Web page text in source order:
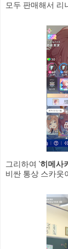
모두 판매해서 리
그리하여 '히메사
비싼 통상 스카웃